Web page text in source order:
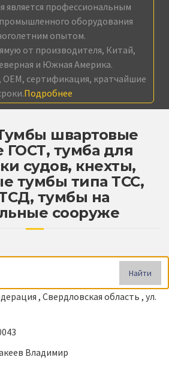
оборудования
опытом.
от производителя, Китай,
и Южная Америка.
сертификация, кратчайшие
Подробнее
швартовые
ГОСТ, тумба для
судов, кнехты,
тумбы типа ТСС,
тумбы на
сооруже
Найти
, Свердловская область , ул.
Владимир